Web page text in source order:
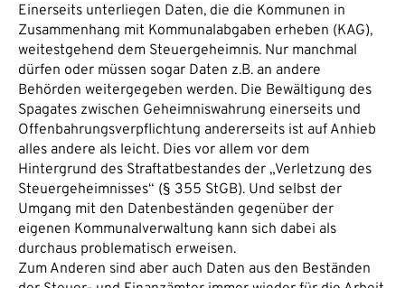
Einerseits unterliegen Daten, die die Kommunen in
Zusammenhang mit Kommunalabgaben erheben (KAG),
weitestgehend dem Steuergeheimnis. Nur manchmal
dürfen oder müssen sogar Daten z.B. an andere
Behörden weitergegeben werden. Die Bewältigung des
Spagates zwischen Geheimniswahrung einerseits und
Offenbahrungsverpflichtung andererseits ist auf Anhieb
alles andere als leicht. Dies vor allem vor dem
Hintergrund des Straftatbestandes der „Verletzung des
Steuergeheimnisses“ (§ 355 StGB). Und selbst der
Umgang mit den Datenbeständen gegenüber der
eigenen Kommunalverwaltung kann sich dabei als
durchaus problematisch erweisen.
Zum Anderen sind aber auch Daten aus den Beständen